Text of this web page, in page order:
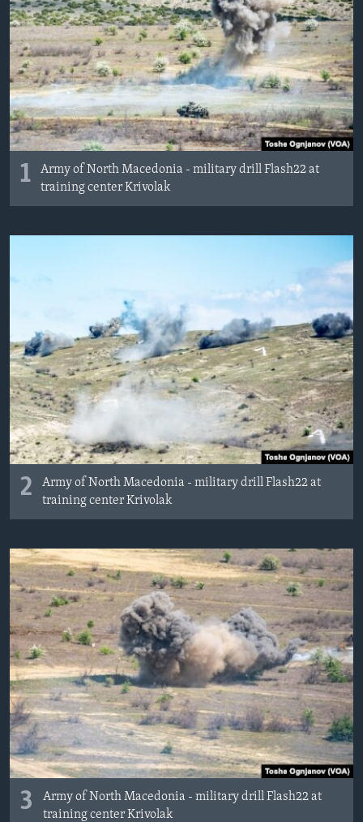
1
Army of North Macedonia - military drill Flash22 at
training center Krivolak
2
Army of North Macedonia - military drill Flash22 at
training center Krivolak
3
Army of North Macedonia - military drill Flash22 at
training center Krivolak